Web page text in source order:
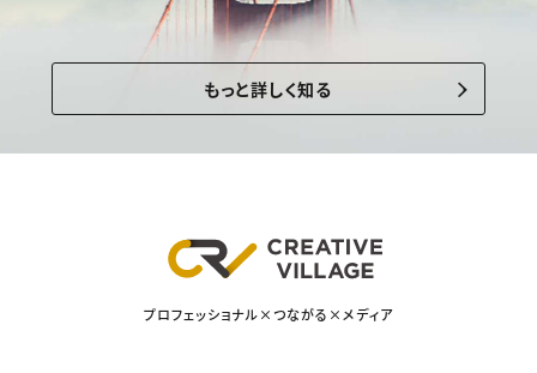
もっと詳しく知る
プロフェッショナル×つながる×メディア